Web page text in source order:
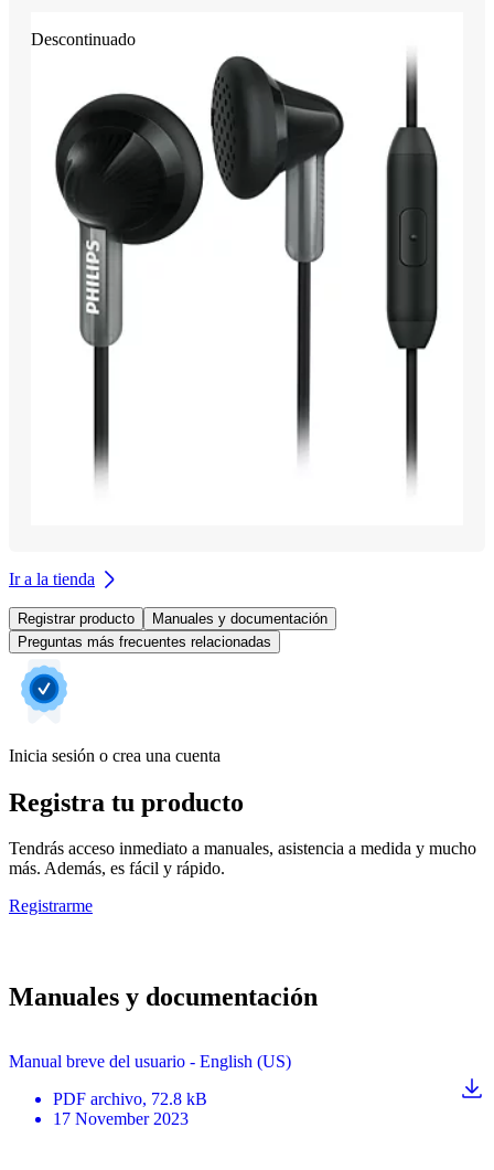
Descontinuado
Ir a la tienda
Registrar producto
Manuales y documentación
Preguntas más frecuentes relacionadas
Inicia sesión o crea una cuenta
Registra tu producto
Tendrás acceso inmediato a manuales, asistencia a medida y mucho
más. Además, es fácil y rápido.
Registrarme
Manuales y documentación
Manual breve del usuario - English (US)
PDF archivo, 72.8 kB
17 November 2023